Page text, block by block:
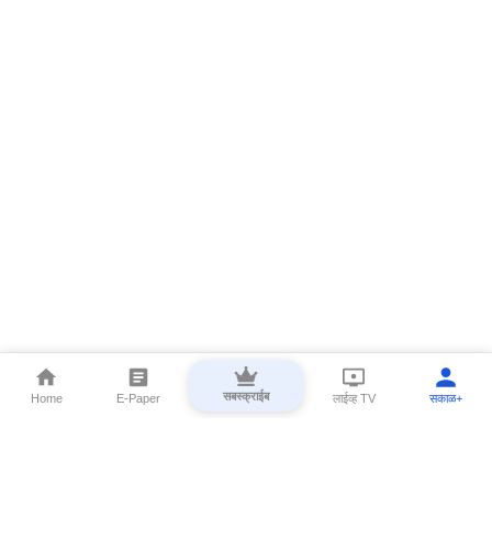
Home E-Paper सबस्क्राईब लाईव्ह TV सकाळ+